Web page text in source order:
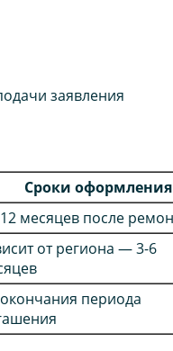
заявления
Сроки оформления
месяцев после
от региона — 3-6
периода